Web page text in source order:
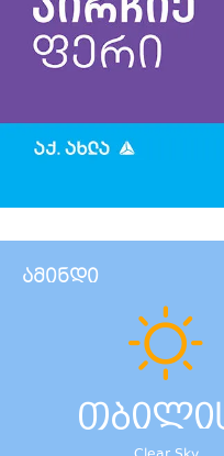
ამინდი